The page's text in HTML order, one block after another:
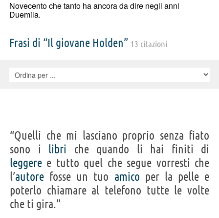
Novecento che tanto ha ancora da dire negli anni
Duemila.
Frasi di “Il giovane Holden” 13 citazioni
“Quelli che mi lasciano proprio senza fiato
sono i libri che quando li hai finiti di
leggere e tutto quel che segue vorresti che
l’autore fosse un tuo amico per la pelle e
poterlo chiamare al telefono tutte le volte
che ti gira.”